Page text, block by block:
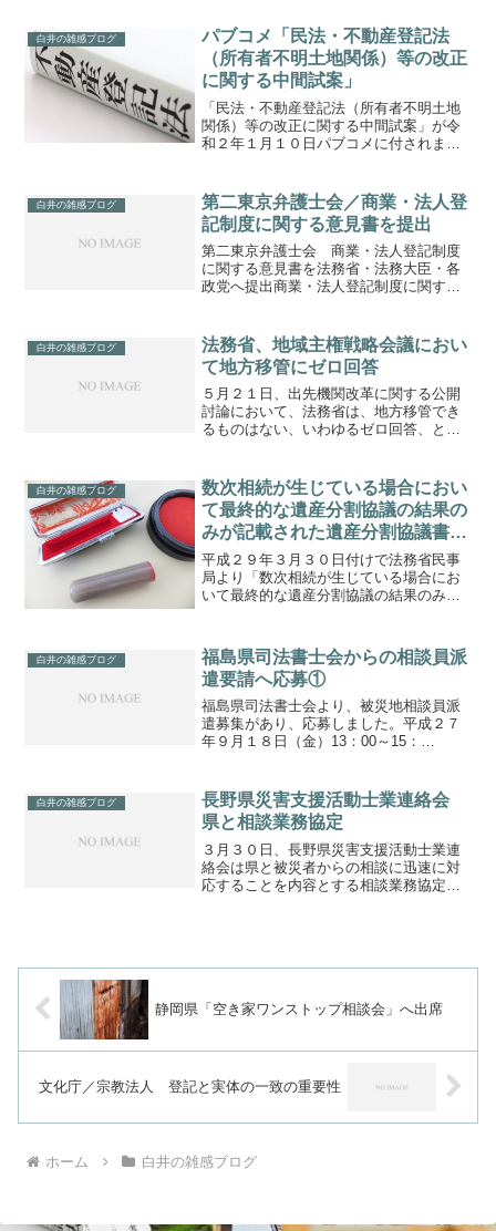
白井の雑感ブログ
パブコメ「民法・不動産登記法
（所有者不明土地関係）等の改正
に関する中間試案」
「民法・不動産登記法（所有者不明土地
関係）等の改正に関する中間試案」が令
和２年１月１０日パブコメに付されまし
おいて閣議決定された所有者不明土地等
対策の推進に関する基本...
白井の雑感ブログ
第二東京弁護士会／商業・法人登
記制度に関する意見書を提出
第二東京弁護士会 商業・法人登記制度
に関する意見書を法務省・法務大臣・各
政党へ提出商業・法人登記制度に関する
白井の雑感ブログ
法務省、地域主権戦略会議におい
て地方移管にゼロ回答
５月２１日、出先機関改革に関する公開
討論において、法務省は、地方移管でき
るものはない、いわゆるゼロ回答、との
分関係に密接に関連した事務・権限」で
す。しかしながら、地方に...
白井の雑感ブログ
数次相続が生じている場合におい
て最終的な遺産分割協議の結果の
みが記載された遺産分割協議書を
添付してされた相続による所有権
の移転の登記の可否
平成２９年３月３０日付けで法務省民事
局より「数次相続が生じている場合にお
いて最終的な遺産分割協議の結果のみが
否」の通知がされています。実務上の疑
義があった点が、これで解...
白井の雑感ブログ
福島県司法書士会からの相談員派
遣要請へ応募①
福島県司法書士会より、被災地相談員派
遣募集があり、応募しました。平成２７
年９月１８日（金）13：00～15：
10：00～13：00 南
相馬復興支援事務...
白井の雑感ブログ
長野県災害支援活動士業連絡会
県と相談業務協定
３月３０日、長野県災害支援活動士業連
絡会は県と被災者からの相談に迅速に対
応することを内容とする相談業務協定を
静岡県「空き家ワンストップ相談会」へ出席
文化庁／宗教法人 登記と実体の一致の重要性
ホーム 白井の雑感ブログ